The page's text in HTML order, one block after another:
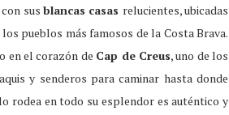
sus blancas casas relucientes, ubicadas
pueblos más famosos de la Costa Brava.
en el corazón de Cap de Creus, uno de los
y senderos para caminar hasta donde
rodea en todo su esplendor es auténtico y